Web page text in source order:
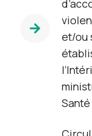
et/ou
Santé